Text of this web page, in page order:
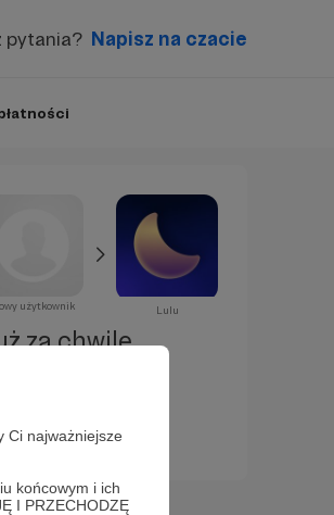
Ci najważniejsze
końcowym i ich
I PRZECHODZĘ
pytania? Napisz na czacie
użytkownik Lulu
za chwilę